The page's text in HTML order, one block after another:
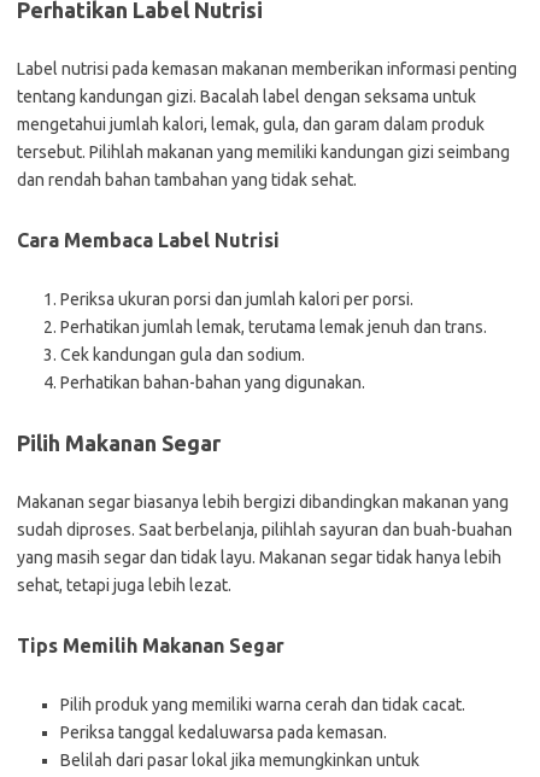
Perhatikan Label Nutrisi
Label nutrisi pada kemasan makanan memberikan informasi penting
tentang kandungan gizi. Bacalah label dengan seksama untuk
mengetahui jumlah kalori, lemak, gula, dan garam dalam produk
tersebut. Pilihlah makanan yang memiliki kandungan gizi seimbang
dan rendah bahan tambahan yang tidak sehat.
Cara Membaca Label Nutrisi
Periksa ukuran porsi dan jumlah kalori per porsi.
Perhatikan jumlah lemak, terutama lemak jenuh dan trans.
Cek kandungan gula dan sodium.
Perhatikan bahan-bahan yang digunakan.
Pilih Makanan Segar
Makanan segar biasanya lebih bergizi dibandingkan makanan yang
sudah diproses. Saat berbelanja, pilihlah sayuran dan buah-buahan
yang masih segar dan tidak layu. Makanan segar tidak hanya lebih
sehat, tetapi juga lebih lezat.
Tips Memilih Makanan Segar
Pilih produk yang memiliki warna cerah dan tidak cacat.
Periksa tanggal kedaluwarsa pada kemasan.
Belilah dari pasar lokal jika memungkinkan untuk